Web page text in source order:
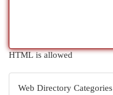
HTML is allowed
Web Directory Categories